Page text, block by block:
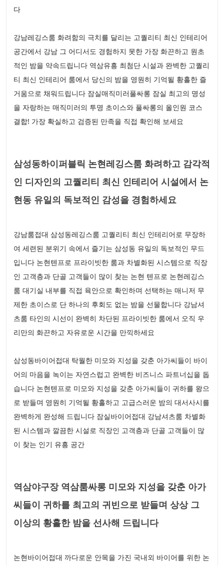
다
강남레깅스룸 화려함의 극치를 달리는 고퀄리티 최신 인테리어
공간에서 강남 그 어디서도 경험하지 못한 가장 화끈하고 원초
적인 밤을 약속드립니다 역삼유흥 최첨단 시설과 완벽한 고퀄리
티 최신 인테리어 룸에서 당신의 밤을 영원히 기억될 황홀한 즐
거움으로 채워드립니다 잠실매직미러풀싸롱 잠실 최고의 명성
을 자랑하는 매직미러의 투명 초이스와 풀싸롱의 올인원 코스
결합! 가장 확실하고 검증된 만족을 직접 확인해 보세요
삼성동하이퍼블릭 논현레깅스룸 화려하고 감각적
인 디자인의 고퀄리티 최신 인테리어 시설에서 논
현동 유일의 독보적인 감성을 경험하세요
강남룸접대 삼성동레깅스룸 고퀄리티 최신 인테리어로 무장하
여 세련된 분위기 속에서 즐기는 삼성동 유일의 독보적인 무드
입니다 논현텐프로 프라이빗한 룸과 차별화된 시스템으로 직장
인 고객층과 단골 고객들이 많이 찾는 논현 텐프로 논현레깅스
룸 대기실 내부를 직접 육안으로 확인하며 선택하는 매니저 무
제한 초이스로 단 하나의 후회도 없는 밤을 선물합니다 강남셔
츠룸 타인의 시선이 완벽히 차단된 프라이빗한 룸에서 오직 우
리만의 화끈하고 자유로운 시간을 만끽하세요
삼성동바이어접대 탁월한 미모와 지성을 갖춘 아가씨들이 바이
어의 마음을 녹이는 자연스럽고 완벽한 비즈니스 파트너십을 돕
습니다 논현텐프로 미모와 지성을 갖춘 아가씨들이 귀하를 왕으
로 받들며 영원히 기억될 황홀하고 고급스러운 밤의 대서사시를
완벽하게 완성해 드립니다 잠실바이어접대 강남셔츠룸 차별화
된 시스템과 깔끔한 시설로 직장인 고객층과 단골 고객들이 많
이 찾는 인기 유흥 공간
역삼야구장 역삼룸싸롱 미모와 지성을 갖춘 아가
씨들이 귀하를 최고의 귀빈으로 받들며 상상 그
이상의 황홀한 밤을 선사해 드립니다
논현바이어접대 까다로운 안목을 가진 국내외 바이어를 위한 논